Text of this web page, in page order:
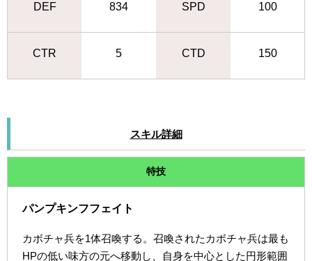
DEF 834 SPD 100
CTR 5 CTD 150
スキル詳細
特技
パンプキンフフェイト
カボチャ兵を1体召喚する。召喚されたカボチャ兵は最も
HPの低い味方の元へ移動し、自身を中心とした円形範囲